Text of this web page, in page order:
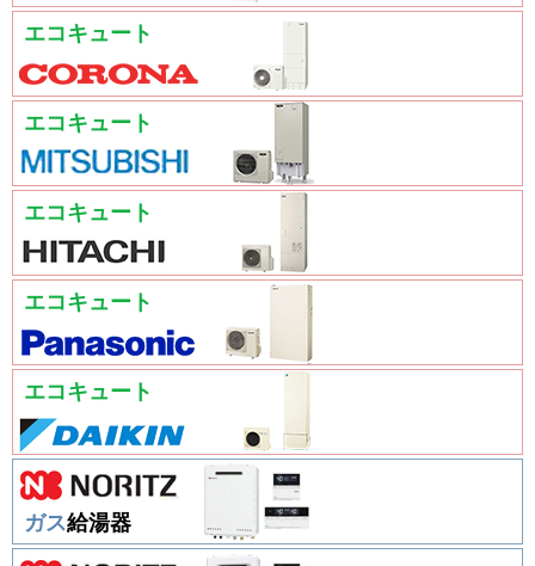
エコキュート
エコキュート
エコキュート
エコキュート
エコキュート
ガス給湯器